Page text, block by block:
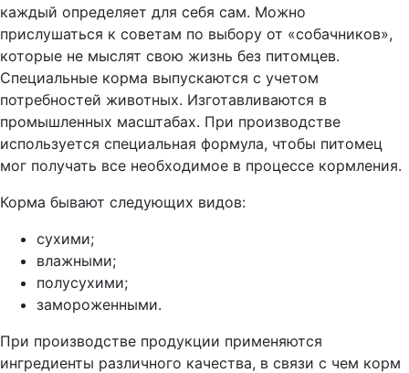
каждый определяет для себя сам. Можно
прислушаться к советам по выбору от «собачников»,
которые не мыслят свою жизнь без питомцев.
Специальные корма выпускаются с учетом
потребностей животных. Изготавливаются в
промышленных масштабах. При производстве
используется специальная формула, чтобы питомец
мог получать все необходимое в процессе кормления.
Корма бывают следующих видов:
сухими;
влажными;
полусухими;
замороженными.
При производстве продукции применяются
ингредиенты различного качества, в связи с чем корм